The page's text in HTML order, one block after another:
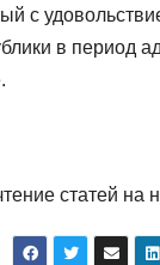
с
в период
статей на